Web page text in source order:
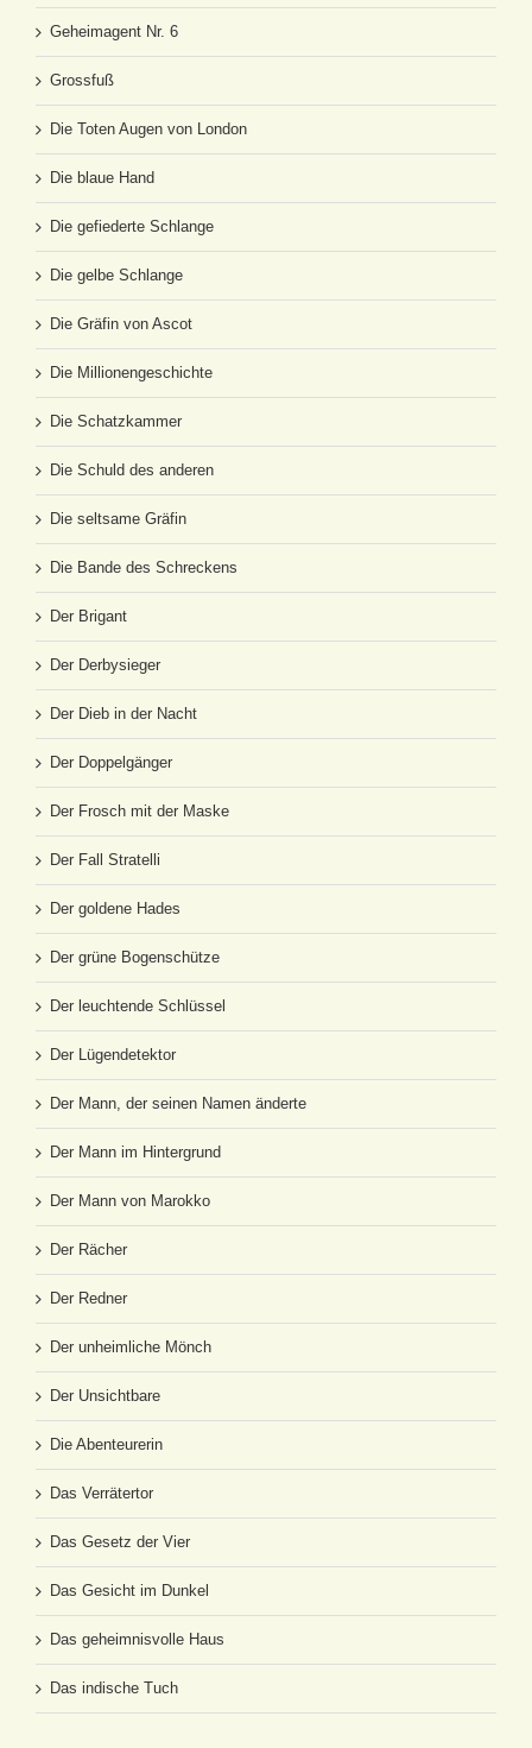
Geheimagent Nr. 6
Grossfuß
Die Toten Augen von London
Die blaue Hand
Die gefiederte Schlange
Die gelbe Schlange
Die Gräfin von Ascot
Die Millionengeschichte
Die Schatzkammer
Die Schuld des anderen
Die seltsame Gräfin
Die Bande des Schreckens
Der Brigant
Der Derbysieger
Der Dieb in der Nacht
Der Doppelgänger
Der Frosch mit der Maske
Der Fall Stratelli
Der goldene Hades
Der grüne Bogenschütze
Der leuchtende Schlüssel
Der Lügendetektor
Der Mann, der seinen Namen änderte
Der Mann im Hintergrund
Der Mann von Marokko
Der Rächer
Der Redner
Der unheimliche Mönch
Der Unsichtbare
Die Abenteurerin
Das Verrätertor
Das Gesetz der Vier
Das Gesicht im Dunkel
Das geheimnisvolle Haus
Das indische Tuch